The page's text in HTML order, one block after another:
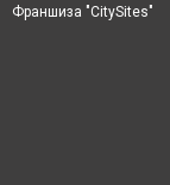
Франшиза "CitySites"